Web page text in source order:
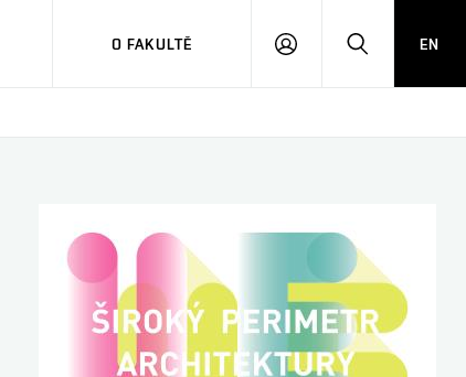
O FAKULTĚ
PŘIHLÁSITHLEDAT
EN